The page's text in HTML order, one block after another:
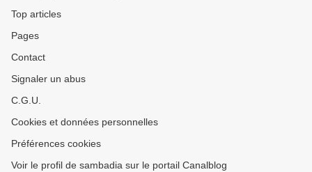
Top articles
Pages
Contact
Signaler un abus
C.G.U.
Cookies et données personnelles
Préférences cookies
Voir le profil de sambadia sur le portail Canalblog